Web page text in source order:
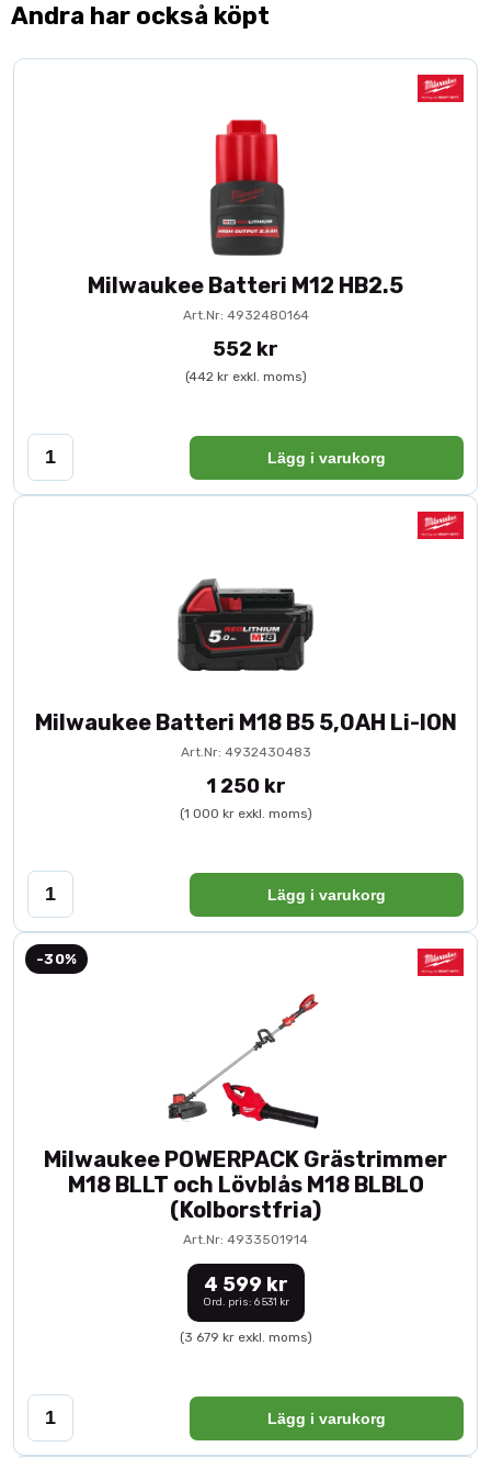
Andra har också köpt
Milwaukee Batteri M12 HB2.5
Art.Nr: 4932480164
552 kr
(442 kr exkl. moms)
Lägg i varukorg
Milwaukee Batteri M18 B5 5,0AH Li-ION
Art.Nr: 4932430483
1 250 kr
(1 000 kr exkl. moms)
Lägg i varukorg
-30%
Milwaukee POWERPACK Grästrimmer
M18 BLLT och Lövblås M18 BLBLO
(Kolborstfria)
Art.Nr: 4933501914
4 599 kr
Ord. pris: 6 531 kr
(3 679 kr exkl. moms)
Lägg i varukorg